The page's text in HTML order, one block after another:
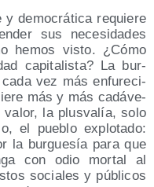
y demo­crá­ti­ca requie­re
sus nece­si­da­des
hemos vis­to. ¿Cómo
capi­ta­lis­ta? La bur­
vez más enfu­re­ci­
más y más cadá­ve­
la plus­va­lía, solo
el pue­blo explo­ta­do:
la bur­gue­sía para que
con odio mor­tal al
socia­les y públi­cos